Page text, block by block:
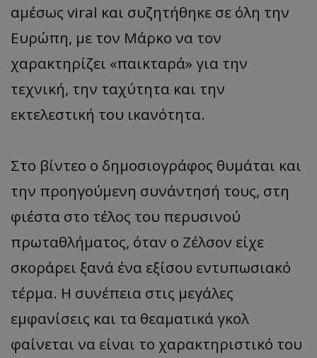
αμέσως viral και συζητήθηκε σε όλη την
Ευρώπη, με τον Μάρκο να τον
χαρακτηρίζει «παικταρά» για την
τεχνική, την ταχύτητα και την
εκτελεστική του ικανότητα.
Στο βίντεο ο δημοσιογράφος θυμάται και
την προηγούμενη συνάντησή τους, στη
φιέστα στο τέλος του περυσινού
πρωταθλήματος, όταν ο Ζέλσον είχε
σκοράρει ξανά ένα εξίσου εντυπωσιακό
τέρμα. Η συνέπεια στις μεγάλες
εμφανίσεις και τα θεαματικά γκολ
φαίνεται να είναι το χαρακτηριστικό του